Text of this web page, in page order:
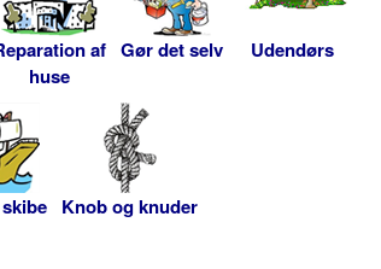
af
huse
Gør det selv Udendørs
Knob og knuder